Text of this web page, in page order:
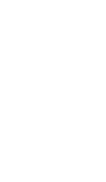
Zona de
Movilidad del
Ordenanza
Movilidad
implantación
ya definido,
la propia
de abril,
acceso